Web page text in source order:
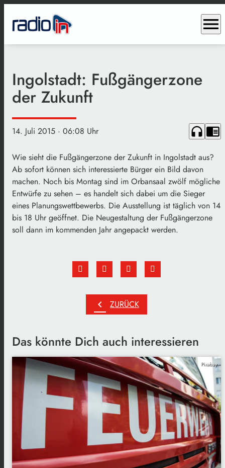
menu
Ingolstadt: Fußgängerzone
der Zukunft
14. Juli 2015 · 06:08 Uhr headphones chrome_reader_mode
Wie sieht die Fußgängerzone der Zukunft in Ingolstadt aus?
Ab sofort können sich interessierte Bürger ein Bild davon
machen. Noch bis Montag sind im Orbansaal zwölf mögliche
Entwürfe zu sehen – es handelt sich dabei um die Sieger
eines Planungswettbewerbs. Die Ausstellung ist täglich von 14
bis 18 Uhr geöffnet. Die Neugestaltung der Fußgängerzone
soll dann im kommenden Jahr angepackt werden.
chevron_left ZURÜCK
Das könnte Dich auch interessieren
Pixabay